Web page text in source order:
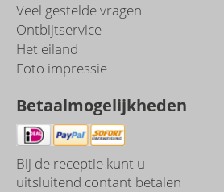
Veel gestelde vragen
Ontbijtservice
Het eiland
Foto impressie
Betaalmogelijkheden
Bij de receptie kunt u
uitsluitend contant betalen